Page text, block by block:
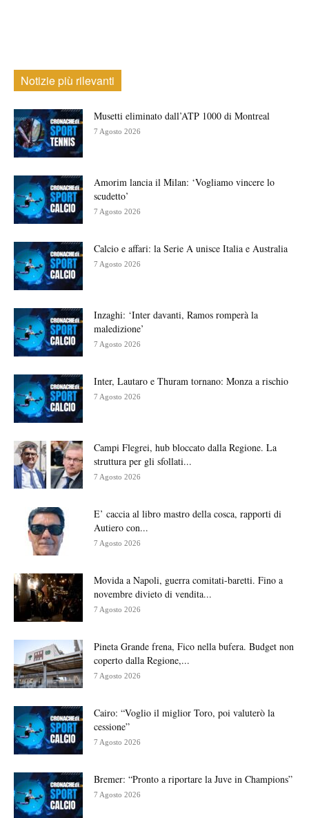
Notizie più rilevanti
Musetti eliminato dall’ATP 1000 di Montreal
7 Agosto 2026
Amorim lancia il Milan: ‘Vogliamo vincere lo
scudetto’
7 Agosto 2026
Calcio e affari: la Serie A unisce Italia e Australia
7 Agosto 2026
Inzaghi: ‘Inter davanti, Ramos romperà la
maledizione’
7 Agosto 2026
Inter, Lautaro e Thuram tornano: Monza a rischio
7 Agosto 2026
Campi Flegrei, hub bloccato dalla Regione. La
struttura per gli sfollati...
7 Agosto 2026
E’ caccia al libro mastro della cosca, rapporti di
Autiero con...
7 Agosto 2026
Movida a Napoli, guerra comitati-baretti. Fino a
novembre divieto di vendita...
7 Agosto 2026
Pineta Grande frena, Fico nella bufera. Budget non
coperto dalla Regione,...
7 Agosto 2026
Cairo: “Voglio il miglior Toro, poi valuterò la
cessione”
7 Agosto 2026
Bremer: “Pronto a riportare la Juve in Champions”
7 Agosto 2026